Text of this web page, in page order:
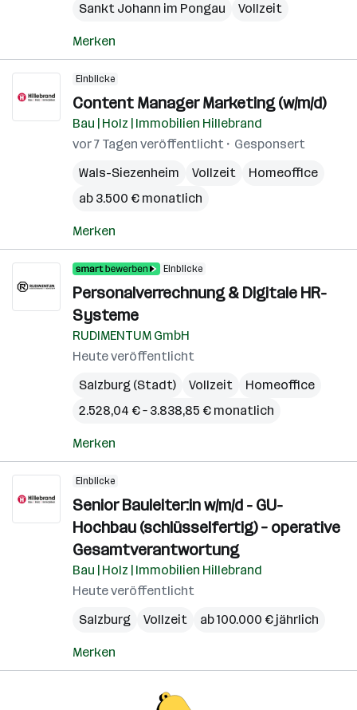
Sankt Johann im Pongau
Vollzeit
Merken
Einblicke
Content Manager Marketing (w/m/d)
Bau | Holz | Immobilien Hillebrand
vor 7 Tagen veröffentlicht
Gesponsert
Wals-Siezenheim
Vollzeit
Homeoffice
ab 3.500 € monatlich
Merken
Einblicke
Personalverrechnung & Digitale HR-
Systeme
RUDIMENTUM GmbH
Heute veröffentlicht
Salzburg (Stadt)
Vollzeit
Homeoffice
2.528,04 € – 3.838,85 € monatlich
Merken
Einblicke
Senior Bauleiter:in w/m/d - GU-
Hochbau (schlüsselfertig) – operative
Gesamtverantwortung
Bau | Holz | Immobilien Hillebrand
Heute veröffentlicht
Salzburg
Vollzeit ab 100.000 € jährlich
Merken